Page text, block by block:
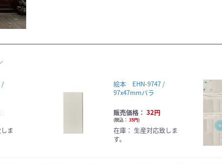
/
ま
絵本 EHN-9747 /
97x47mmバラ
販売価格： 32円
(税込： 35円)
在庫： 生産対応致しま
す。